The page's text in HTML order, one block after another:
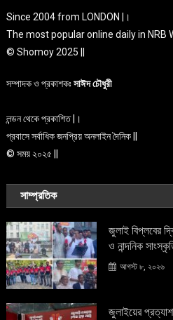
Since 2004 from LONDON |।
The most popular online daily in NRB
© Shomoy 2025 ||
সম্পাদক ও প্রকাশকঃসাঈদ চৌধুরী
লন্ডন থেকে প্রকাশিত |।
প্রবাসে সর্বাধিক জনপ্রিয় অনলাইন দৈনিক ||
© সময় ২০২৫ ||
সাম্প্রতিক
জুলাই বিপ্লবের
ও নান্দনিক
আগস্ট ৮, ২০২৬
জুলাইয়ের